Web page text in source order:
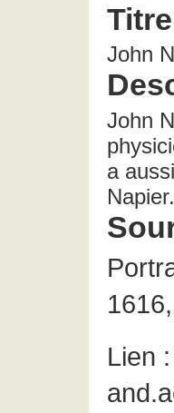
Titre
John
John
a
Napier.
Lien